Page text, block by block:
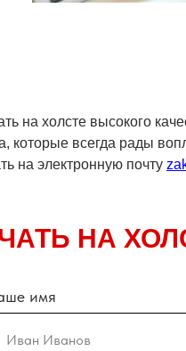
на холсте высокого
которые всегда рады
на электронную почту
НА
имя